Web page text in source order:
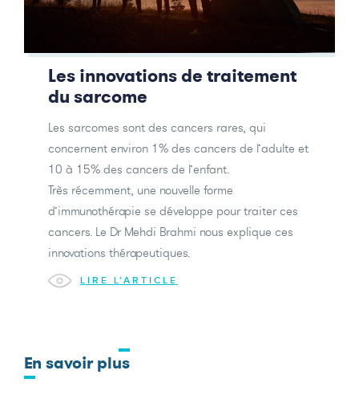
Les innovations de traitement
du sarcome
Les sarcomes sont des cancers rares, qui
concernent environ 1% des cancers de l’adulte et
10 à 15% des cancers de l’enfant.
Très récemment, une nouvelle forme
d’immunothérapie se développe pour traiter ces
cancers. Le Dr Mehdi Brahmi nous explique ces
innovations thérapeutiques.
LIRE L'ARTICLE
En savoir plus